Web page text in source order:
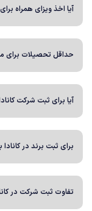
آیا اخذ ویزای همراه
حداقل تحصیلات برای
آیا برای ثبت شرکت
برای ثبت برند در
تفاوت ثبت شرکت در